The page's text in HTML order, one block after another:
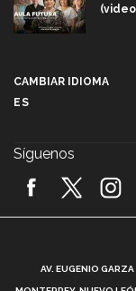
2026!
CAMBIAR IDIOMA
ES
Síguenos
AV. EUGENIO